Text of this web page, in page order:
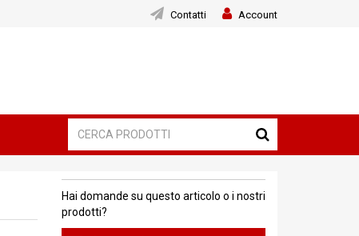
Account
Contatti
Hai domande su questo articolo o i nostri
prodotti?